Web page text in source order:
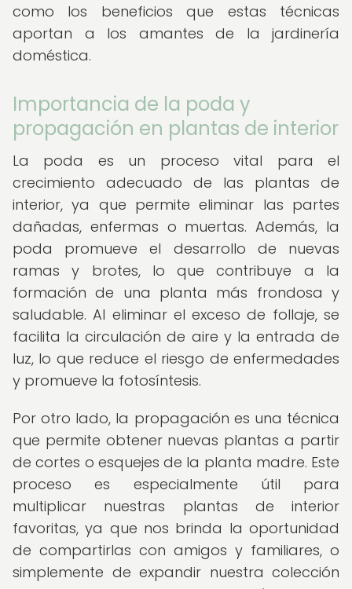
como los beneficios que estas técnicas
aportan a los amantes de la jardinería
doméstica.
Importancia de la poda y
propagación en plantas de interior
La poda es un proceso vital para el
crecimiento adecuado de las plantas de
interior, ya que permite eliminar las partes
dañadas, enfermas o muertas. Además, la
poda promueve el desarrollo de nuevas
ramas y brotes, lo que contribuye a la
formación de una planta más frondosa y
saludable. Al eliminar el exceso de follaje, se
facilita la circulación de aire y la entrada de
luz, lo que reduce el riesgo de enfermedades
y promueve la fotosíntesis.
Por otro lado, la propagación es una técnica
que permite obtener nuevas plantas a partir
de cortes o esquejes de la planta madre. Este
proceso es especialmente útil para
multiplicar nuestras plantas de interior
favoritas, ya que nos brinda la oportunidad
de compartirlas con amigos y familiares, o
simplemente de expandir nuestra colección